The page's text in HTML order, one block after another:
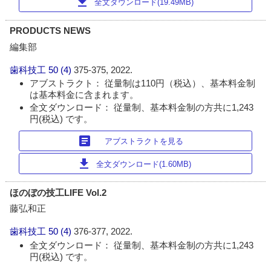
全文ダウンロード(19.49MB)
PRODUCTS NEWS
編集部
歯科技工 50 (4)375-375, 2022.
アブストラクト： 従量制は110円（税込）、基本料金制
は基本料金に含まれます。
全文ダウンロード： 従量制、基本料金制の方共に1,243
円(税込) です。
article アブストラクトを見る
download 全文ダウンロード(1.60MB)
ほのぼの技工LIFE Vol.2
藤弘和正
歯科技工 50 (4)376-377, 2022.
全文ダウンロード： 従量制、基本料金制の方共に1,243
円(税込) です。